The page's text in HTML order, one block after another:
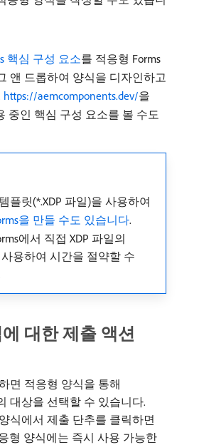
핵심 구성 요소를 적응형 Forms
앤 드롭하여 양식을 디자인하고
https://aemcomponents.dev/을
중인 핵심 구성 요소를 볼 수도
플릿(*.XDP 파일)을 사용하여
을 만들 수도 있습니다.
에서 직접 XDP 파일의
용하여 시간을 절약할 수
대한 제출 액션
면 적응형 양식을 통해
대상을 선택할 수 있습니다.
식에서 제출 단추를 클릭하면
형 양식에는 즉시 사용 가능한